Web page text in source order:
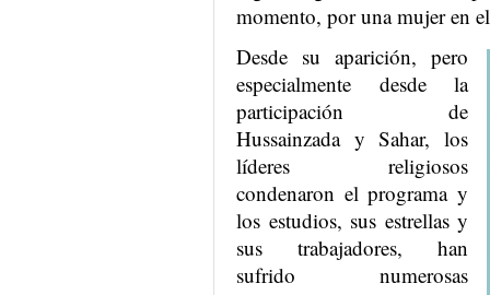
momento, por una mujer en
Desde su aparición, pero
especialmente desde la
participación de
Hussainzada y Sahar, los
líderes religiosos
condenaron el programa y
los estudios, sus estrellas y
sus trabajadores, han
sufrido numerosas